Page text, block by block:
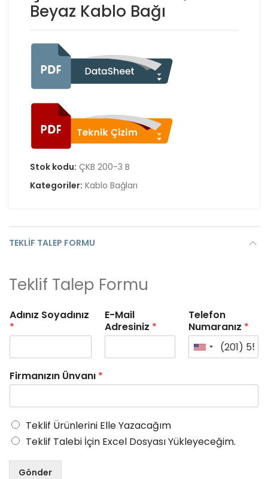
Beyaz Kablo Bağı
Stok kodu: ÇKB 200-3 B
Kategoriler: Kablo Bağları
TEKLIF TALEP FORMU
Teklif Talep Formu
Adınız Soyadınız
*
E-Mail
Adresiniz *
Telefon
Numaranız *
Firmanızın Ünvanı *
Teklif Ürünlerini Elle Yazacağım
Teklif Talebi İçin Excel Dosyası Yükleyeceğim.
Gönder